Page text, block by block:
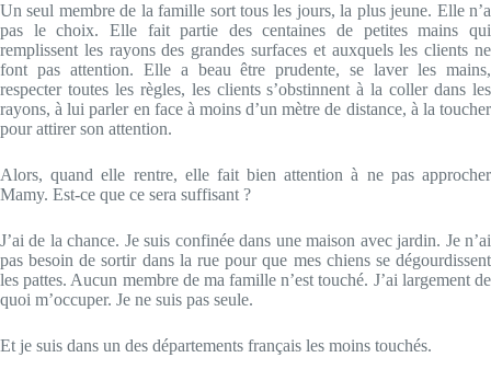
Un seul membre de la famille sort tous les jours, la plus jeune. Elle n’a
pas le choix. Elle fait partie des centaines de petites mains qui
remplissent les rayons des grandes surfaces et auxquels les clients ne
font pas attention. Elle a beau être prudente, se laver les mains,
respecter toutes les règles, les clients s’obstinnent à la coller dans les
rayons, à lui parler en face à moins d’un mètre de distance, à la toucher
pour attirer son attention.
Alors, quand elle rentre, elle fait bien attention à ne pas approcher
Mamy. Est-ce que ce sera suffisant ?
J’ai de la chance. Je suis confinée dans une maison avec jardin. Je n’ai
pas besoin de sortir dans la rue pour que mes chiens se dégourdissent
les pattes. Aucun membre de ma famille n’est touché. J’ai largement de
quoi m’occuper. Je ne suis pas seule.
Et je suis dans un des départements français les moins touchés.